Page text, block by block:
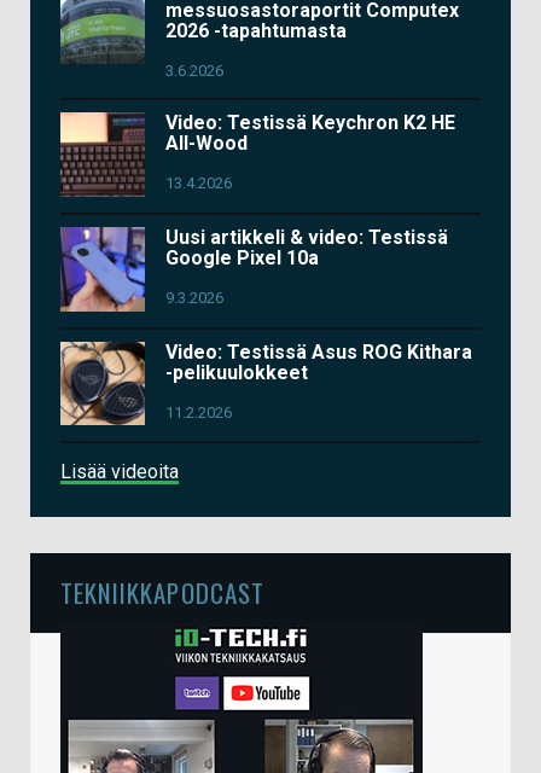
messuosastoraportit Computex
2026 -tapahtumasta
3.6.2026
Video: Testissä Keychron K2 HE
All-Wood
13.4.2026
Uusi artikkeli & video: Testissä
Google Pixel 10a
9.3.2026
Video: Testissä Asus ROG Kithara
-pelikuulokkeet
11.2.2026
Lisää videoita
TEKNIIKKAPODCAST